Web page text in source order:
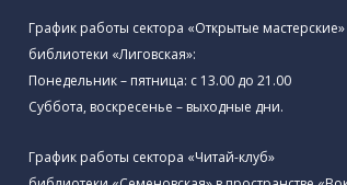
График работы сектора «Открытые мастерские»
библиотеки «Лиговская»:
Понедельник – пятница: с 13.00 до 21.00⁠
Суббота, воскресенье – выходные дни.
График работы сектора «Читай-клуб»